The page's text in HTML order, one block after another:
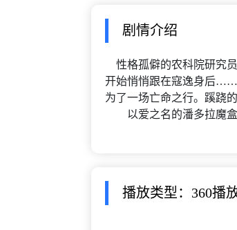
剧情介绍
性格孤僻的农科院研究
开始悄悄跟在寇逸身后……
为了一场亡命之行。蹊跷
以爱之名的潘多拉魔盒
播放类型：360播